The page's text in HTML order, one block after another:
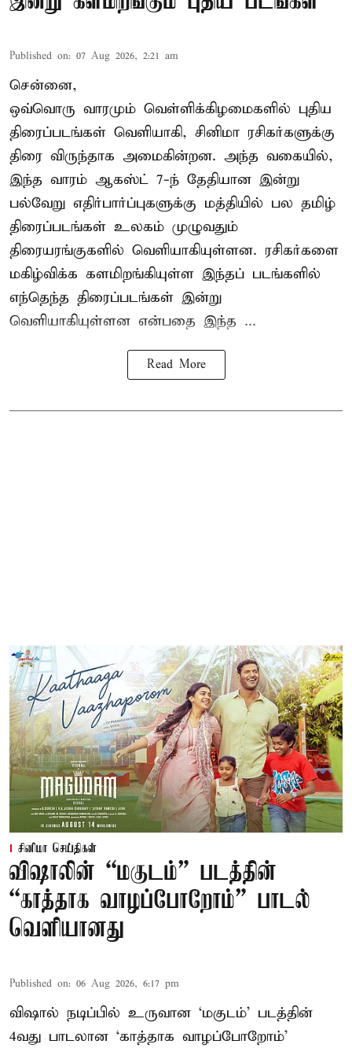
Published on: 07 Aug 2026, 2:21 am
சென்னை,
ஒவ்வொரு வாரமும் வெள்ளிக்கிழமைகளில் புதிய
திரைப்படங்கள் வெளியாகி, சினிமா ரசிகர்களுக்கு
திரை விருந்தாக அமைகின்றன. அந்த வகையில்,
இந்த வாரம் ஆகஸ்ட் 7-ந் தேதியான இன்று
பல்வேறு எதிர்பார்ப்புகளுக்கு மத்தியில் பல தமிழ்
திரைப்படங்கள் உலகம் முழுவதும்
திரையரங்குகளில் வெளியாகியுள்ளன. ரசிகர்களை
மகிழ்விக்க களமிறங்கியுள்ள இந்தப் படங்களில்
எந்தெந்த திரைப்படங்கள் இன்று
வெளியாகியுள்ளன என்பதை இந்த ...
Read More
சினிமா செய்திகள்
விஷாலின் “மகுடம்” படத்தின்
“காத்தாக வாழப்போறோம்” பாடல்
வெளியானது
Published on: 06 Aug 2026, 6:17 pm
விஷால் நடிப்பில் உருவான ‘மகுடம்’ படத்தின்
4வது பாடலான ‘காத்தாக வாழப்போறோம்’